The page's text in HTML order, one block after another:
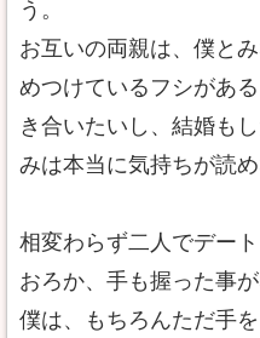
う。
お互いの両親は、僕と
めつけているフシがあ
き合いたいし、結婚も
みは本当に気持ちが読め
相変わらず二人でデー
おろか、手も握った事が
僕は、もちろんただ手